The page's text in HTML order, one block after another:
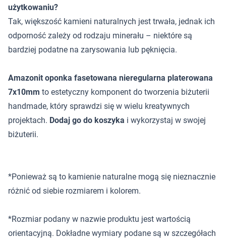
użytkowaniu?
Tak, większość kamieni naturalnych jest trwała, jednak ich
odporność zależy od rodzaju minerału – niektóre są
bardziej podatne na zarysowania lub pęknięcia.
Amazonit oponka fasetowana nieregularna platerowana
7x10mm to estetyczny komponent do tworzenia biżuterii
handmade, który sprawdzi się w wielu kreatywnych
projektach. Dodaj go do koszyka i wykorzystaj w swojej
biżuterii.
*Ponieważ są to kamienie naturalne mogą się nieznacznie
różnić od siebie rozmiarem i kolorem.
*Rozmiar podany w nazwie produktu jest wartością
orientacyjną. Dokładne wymiary podane są w szczegółach